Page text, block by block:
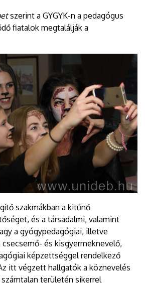
szerint a GYGYK-n a pedagógus
fiatalok megtalálják a
szakmákban a kitűnő
és a társadalmi, valamint
a gyógypedagógiai, illetve
és kisgyermeknevelő,
képzettséggel rendelkező
itt végzett hallgatók a köznevelés
területén sikerrel